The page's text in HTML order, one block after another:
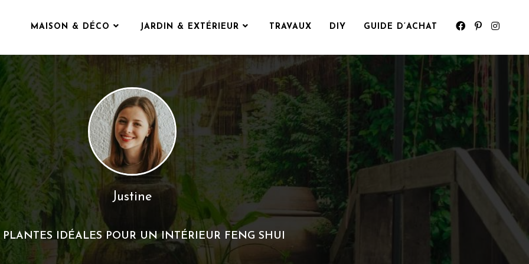
MAISON & DÉCO JARDIN & EXTÉRIEUR TRAVAUX DIY GUIDE D’ACHAT
Justine
PLANTES IDÉALES POUR UN INTÉRIEUR FENG SHUI